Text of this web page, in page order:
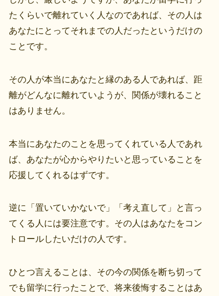
たくらいで離れていく人なのであれば、その人は
あなたにとってそれまでの人だったというだけの
ことです。
その人が本当にあなたと縁のある人であれば、距
離がどんなに離れていようが、関係が壊れること
はありません。
本当にあなたのことを思ってくれている人であれ
ば、あなたが心からやりたいと思っていることを
応援してくれるはずです。
逆に「置いていかないで」「考え直して」と言っ
てくる人には要注意です。その人はあなたをコン
トロールしたいだけの人です。
ひとつ言えることは、その今の関係を断ち切って
でも留学に行ったことで、将来後悔することはあ